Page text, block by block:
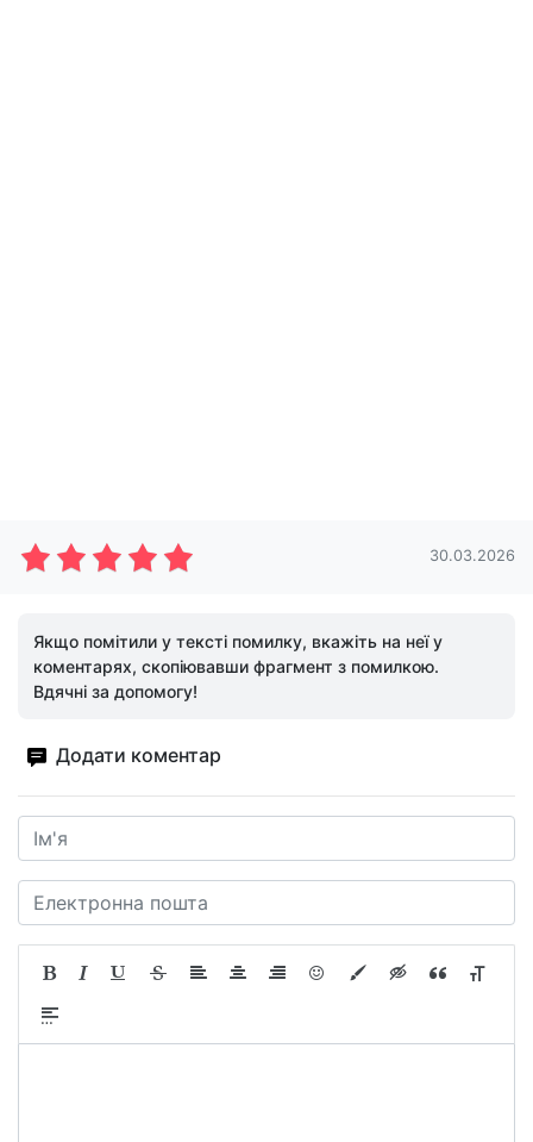
30.03.2026
Якщо помітили у тексті помилку, вкажіть на неї у
коментарях, скопіювавши фрагмент з помилкою.
Вдячні за допомогу!
Додати коментар